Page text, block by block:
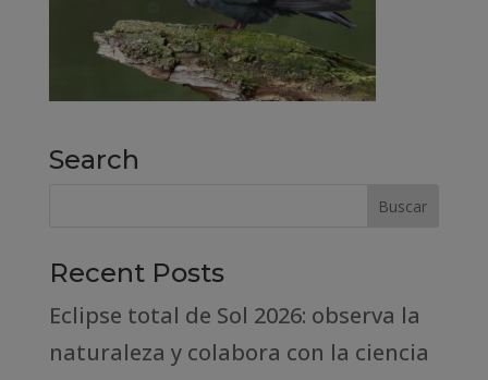
Search
Recent Posts
Eclipse total de Sol 2026: observa la
naturaleza y colabora con la ciencia